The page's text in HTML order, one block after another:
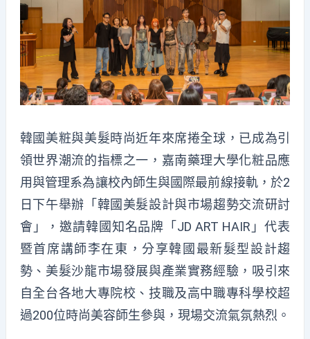
韓國美粧與美髮時尚近年來席捲全球，已成為引
領世界潮流的指標之一，嘉南藥理大學化粧品應
用與管理系為讓校內師生與國際最前線接軌，於2
日下午舉辦「韓國美髮設計與市場趨勢交流研討
會」，邀請韓國知名品牌「JD ART HAIR」代表
暨首席講師李在東，分享韓國最新髮型設計趨
勢、美髮沙龍市場發展與產業實務經驗，吸引來
自全台各地大專院校、技職及高中職專科學校超
過200位時尚美容師生參與，現場交流氣氛熱烈。